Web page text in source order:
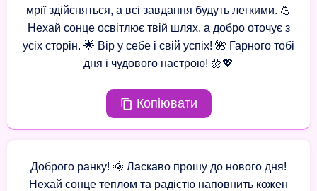
мрії здійсняться, а всі завдання будуть легкими. 💪
Нехай сонце освітлює твій шлях, а добро оточує з
усіх сторін. 🌟 Вір у себе і свій успіх! 🌺 Гарного тобі
дня і чудового настрою! 🌼💖
Копіювати
Доброго ранку! 🌞 Ласкаво прошу до нового дня!
Нехай сонце теплом та радістю наповнить кожен